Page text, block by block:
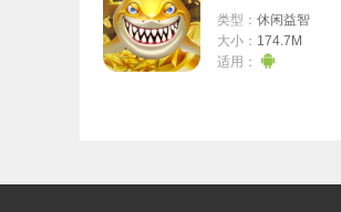
类型： 休闲益智
大小： 174.7M
适用：